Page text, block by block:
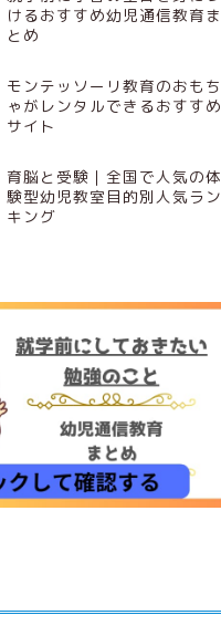
けるおすすめ幼児通信教育ま
とめ
モンテッソーリ教育のおもち
ゃがレンタルできるおすすめ
サイト
育脳と受験｜全国で人気の体
験型幼児教室目的別人気ラン
キング